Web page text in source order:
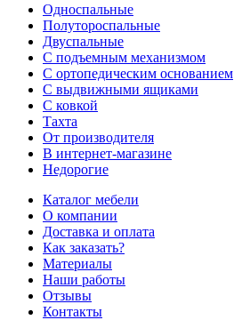
Односпальные
Полутороспальные
Двуспальные
С подъемным механизмом
С ортопедическим основанием
С выдвижными ящиками
С ковкой
Тахта
От производителя
В интернет-магазине
Недорогие
Каталог мебели
О компании
Доставка и оплата
Как заказать?
Материалы
Наши работы
Отзывы
Контакты